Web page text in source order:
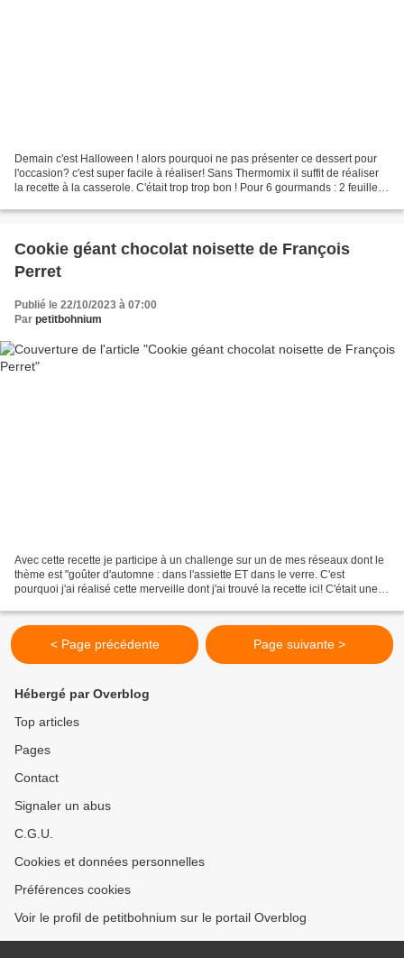
Demain c'est Halloween ! alors pourquoi ne pas présenter ce dessert pour
l'occasion? c'est super facile à réaliser! Sans Thermomix il suffit de réaliser
la recette à la casserole. C'était trop trop bon ! Pour 6 gourmands : 2 feuilles
Cookie géant chocolat noisette de François
Perret
Publié le 22/10/2023 à 07:00
Par petitbohnium
Avec cette recette je participe à un challenge sur un de mes réseaux dont le
thème est "goûter d'automne : dans l'assiette ET dans le verre. C'est
pourquoi j'ai réalisé cette merveille dont j'ai trouvé la recette ici! C'était une
< Page précédente Page suivante >
Hébergé par Overblog
Top articles
Pages
Contact
Signaler un abus
C.G.U.
Cookies et données personnelles
Préférences cookies
Voir le profil de petitbohnium sur le portail Overblog